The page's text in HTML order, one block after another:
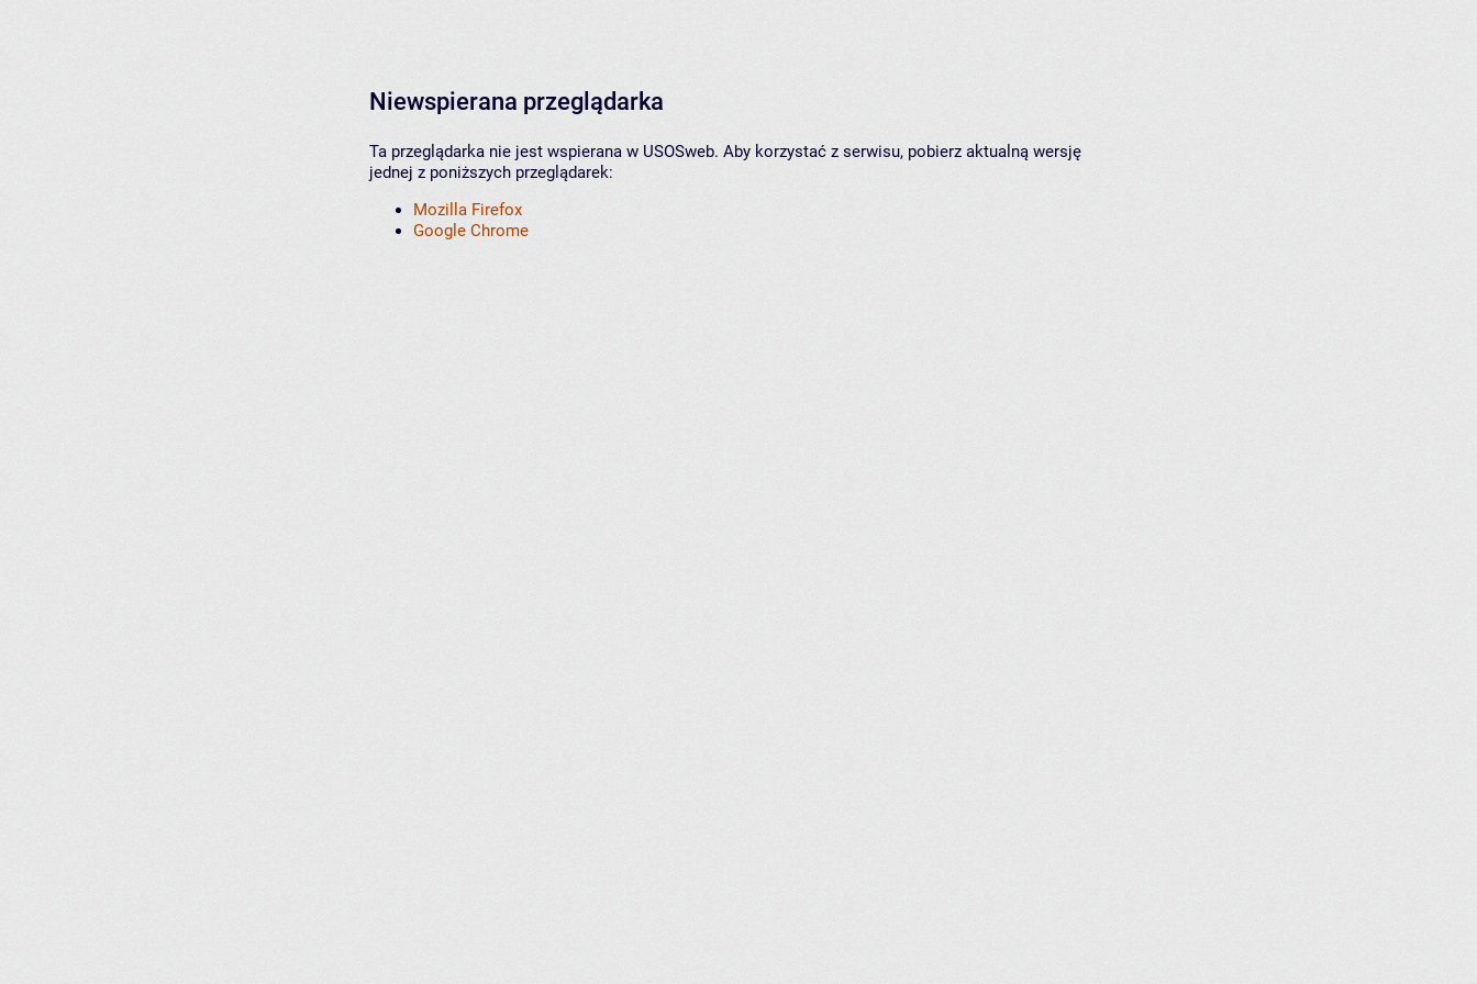
Niewspierana przeglądarka
Ta przeglądarka nie jest wspierana w USOSweb. Aby korzystać z serwisu, pobierz aktualną wersję
jednej z poniższych przeglądarek:
Mozilla Firefox
Google Chrome